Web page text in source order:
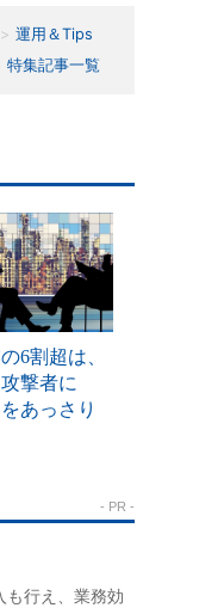
運用＆Tips
特集記事一覧